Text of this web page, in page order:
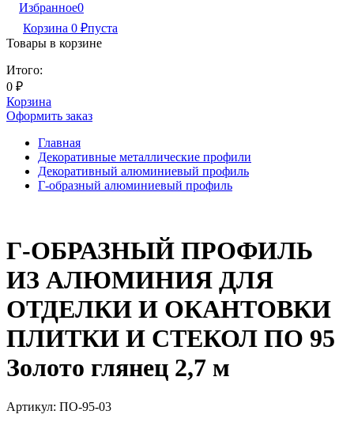
Избранное0
Корзина 0 ₽пуста
Товары в корзине
Итого:
0 ₽
Корзина
Оформить заказ
Главная
Декоративные металлические профили
Декоративный алюминиевый профиль
Г-образный алюминиевый профиль
Г-ОБРАЗНЫЙ ПРОФИЛЬ
ИЗ АЛЮМИНИЯ ДЛЯ
ОТДЕЛКИ И ОКАНТОВКИ
ПЛИТКИ И СТЕКОЛ ПО 95
Золото глянец 2,7 м
Артикул: ПО-95-03